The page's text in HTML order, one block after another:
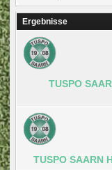
Ergebnisse
TUSPO
TUSPO SAARN